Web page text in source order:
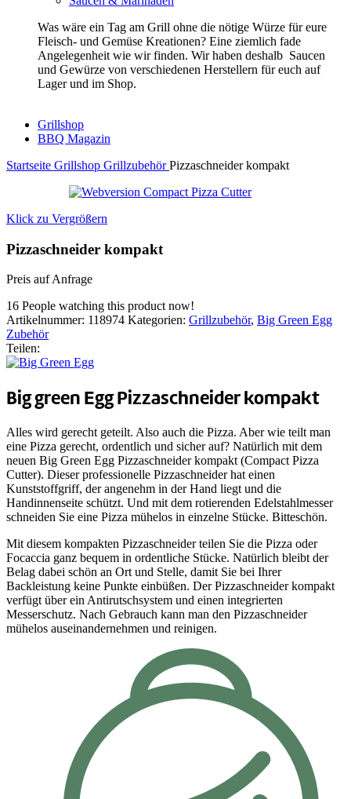
Was wäre ein Tag am Grill ohne die nötige Würze für eure
Fleisch- und Gemüse Kreationen? Eine ziemlich fade
Angelegenheit wie wir finden. Wir haben deshalb Saucen
und Gewürze von verschiedenen Herstellern für euch auf
Lager und im Shop.
Grillshop
BBQ Magazin
Startseite Grillshop GrillzubehörPizzaschneider kompakt
Klick zu Vergrößern
Pizzaschneider kompakt
Preis auf Anfrage
16 People watching this product now!
Artikelnummer: 118974 Kategorien: Grillzubehör, Big Green Egg
Zubehör
Teilen:
Big green Egg Pizzaschneider kompakt
Alles wird gerecht geteilt. Also auch die Pizza. Aber wie teilt man
eine Pizza gerecht, ordentlich und sicher auf? Natürlich mit dem
neuen Big Green Egg Pizzaschneider kompakt (Compact Pizza
Cutter). Dieser professionelle Pizzaschneider hat einen
Kunststoffgriff, der angenehm in der Hand liegt und die
Handinnenseite schützt. Und mit dem rotierenden Edelstahlmesser
schneiden Sie eine Pizza mühelos in einzelne Stücke. Bitteschön.
Mit diesem kompakten Pizzaschneider teilen Sie die Pizza oder
Focaccia ganz bequem in ordentliche Stücke. Natürlich bleibt der
Belag dabei schön an Ort und Stelle, damit Sie bei Ihrer
Backleistung keine Punkte einbüßen. Der Pizzaschneider kompakt
verfügt über ein Antirutschsystem und einen integrierten
Messerschutz. Nach Gebrauch kann man den Pizzaschneider
mühelos auseinandernehmen und reinigen.